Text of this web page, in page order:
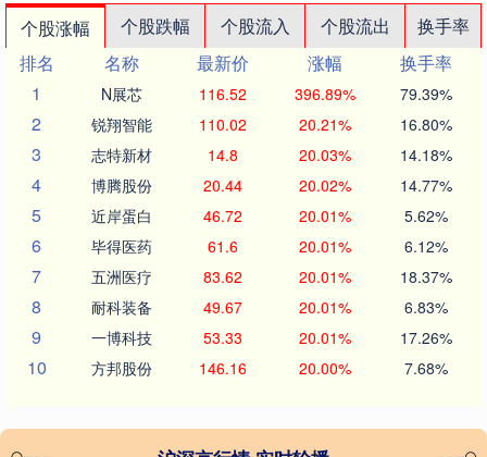
个股涨幅 个股跌幅 个股流入 个股流出
换手率
排名
名称 最新价 涨幅
换手率
1
N展芯 116.52 396.89% 79.39%
2 锐翔智能 110.02 20.21% 16.80%
3 志特新材 14.8 20.03% 14.18%
4 博腾股份 20.44 20.02% 14.77%
5 近岸蛋白 46.72 20.01% 5.62%
6 毕得医药 61.6 20.01% 6.12%
7 五洲医疗 83.62 20.01% 18.37%
8 耐科装备 49.67 20.01% 6.83%
9 一博科技 53.33 20.01% 17.26%
10 方邦股份 146.16 20.00% 7.68%